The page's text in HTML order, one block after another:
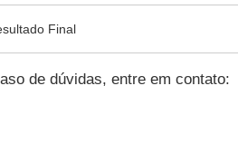
Final
de dúvidas, entre em contato: